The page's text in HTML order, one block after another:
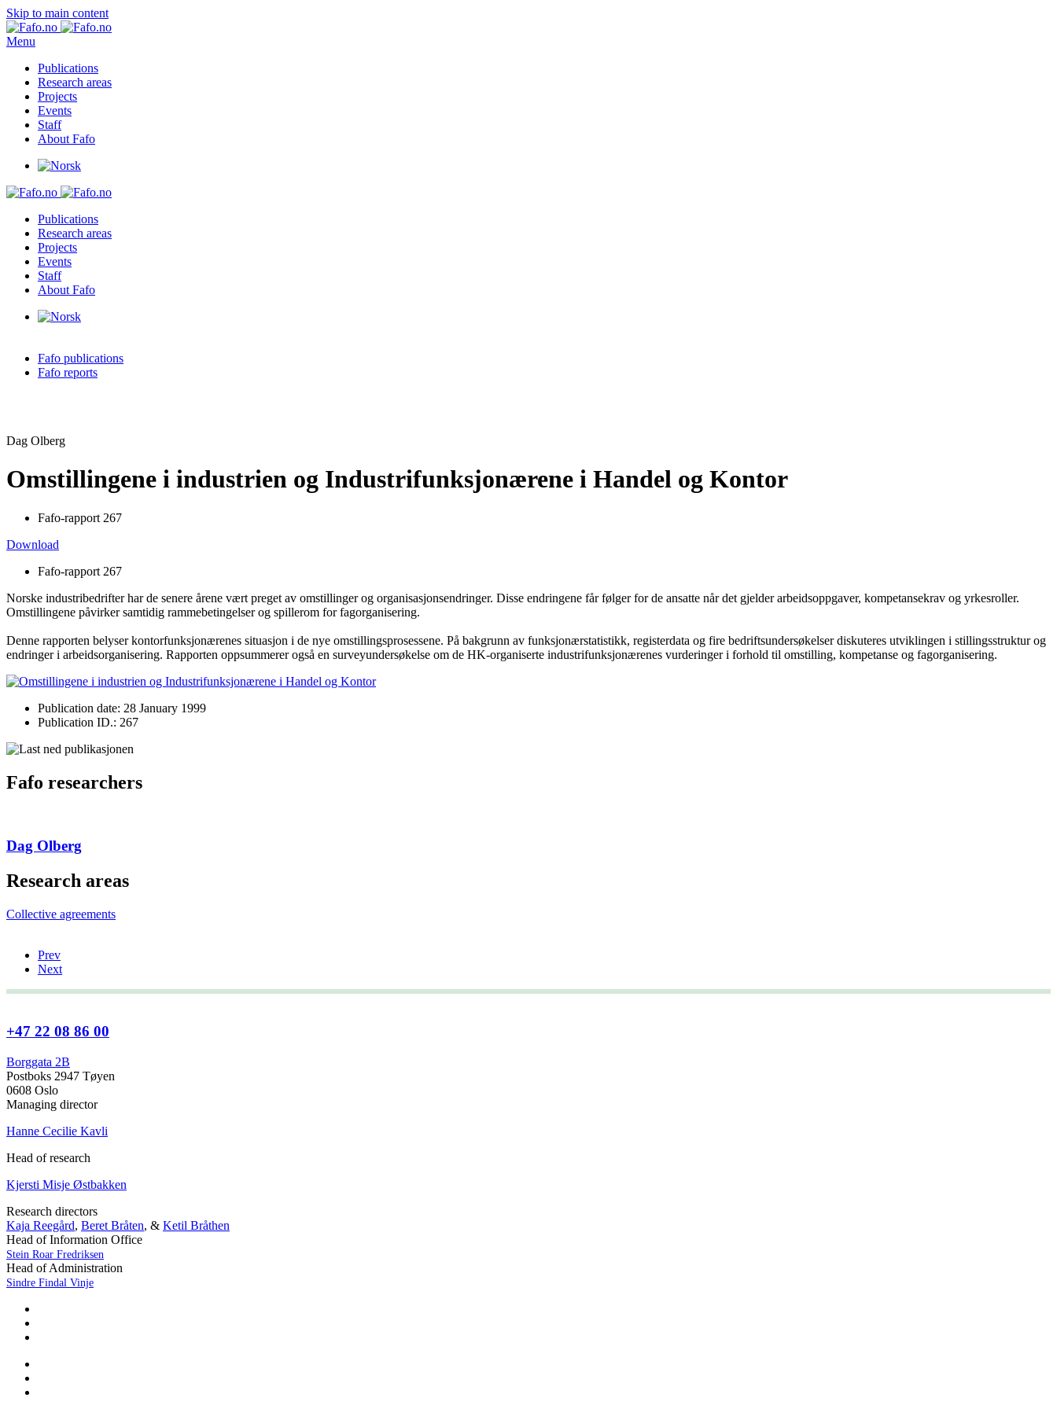
Skip to main content
Menu
Publications
Research areas
Projects
Events
Staff
About Fafo
Publications
Research areas
Projects
Events
Staff
About Fafo
Fafo publications
Fafo reports
Dag Olberg
Omstillingene i industrien og Industrifunksjonærene i Handel og Kontor
Fafo-rapport 267
Download
Fafo-rapport 267
Norske industribedrifter har de senere årene vært preget av omstillinger og organisasjonsendringer. Disse endringene får følger for de ansatte når det gjelder arbeidsoppgaver, kompetansekrav og yrkesroller.
Omstillingene påvirker samtidig rammebetingelser og spillerom for fagorganisering.
Denne rapporten belyser kontorfunksjonærenes situasjon i de nye omstillingsprosessene. På bakgrunn av funksjonærstatistikk, registerdata og fire bedriftsundersøkelser diskuteres utviklingen i stillingsstruktur og
endringer i arbeidsorganisering. Rapporten oppsummerer også en surveyundersøkelse om de HK-organiserte industrifunksjonærenes vurderinger i forhold til omstilling, kompetanse og fagorganisering.
Publication date: 28 January 1999
Publication ID.: 267
Fafo researchers
Dag Olberg
Research areas
Collective agreements
Prev
Next
+47 22 08 86 00
Borggata 2B
Postboks 2947 Tøyen
0608 Oslo
Managing director
Hanne Cecilie Kavli
Head of research
Kjersti Misje Østbakken
Research directors
Kaja Reegård, Beret Bråten, & Ketil Bråthen
Head of Information Office
Stein Roar Fredriksen
Head of Administration
Sindre Findal Vinje